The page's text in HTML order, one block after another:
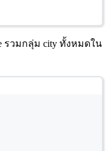
รวมกลุ่ม city ทั้งหมดใน